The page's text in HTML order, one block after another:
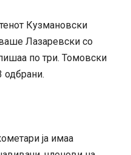
Кузмановски
Лазаревски со
по три. Томовски
одбрани.
ја имаа